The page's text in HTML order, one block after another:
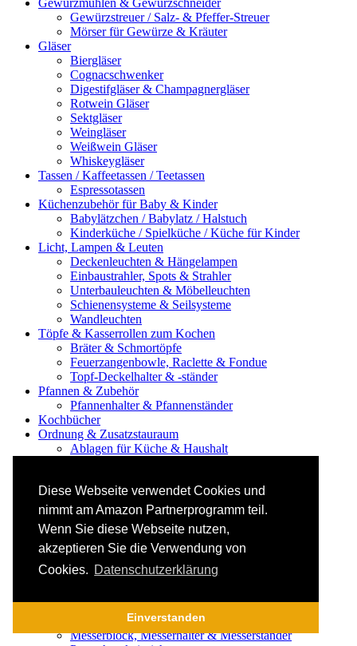
Diese Webseite verwendet Cookies und
nimmt am Amazon Partnerprogramm teil.
Wenn Sie diese Webseite nutzen,
akzeptieren Sie die Verwendung von
Cookies. Datenschutzerklärung
Einverstanden
Gewürzstreuer / Salz- & Pfeffer-Streuer
Mörser für Gewürze & Kräuter
Gläser
Biergläser
Cognacschwenker
Digestifgläser & Champagnergläser
Rotwein Gläser
Sektgläser
Weingläser
Weißwein Gläser
Whiskeygläser
Tassen / Kaffeetassen / Teetassen
Espressotassen
Küchenzubehör für Baby & Kinder
Babylätzchen / Babylatz / Halstuch
Kinderküche / Spielküche / Küche für Kinder
Licht, Lampen & Leuten
Deckenleuchten & Hängelampen
Einbaustrahler, Spots & Strahler
Unterbauleuchten & Möbelleuchten
Schienensysteme & Seilsysteme
Wandleuchten
Töpfe & Kasserrollen zum Kochen
Bräter & Schmortöpfe
Feuerzangenbowle, Raclette & Fondue
Topf-Deckelhalter & -ständer
Pfannen & Zubehör
Pfannenhalter & Pfannenständer
Kochbücher
Ordnung & Zusatzstauraum
Ablagen für Küche & Haushalt
Abtropfgestell
Besteck / Bestecksets
Besteck Camping
Besteck Set Kinder
Grill Besteck / Steak Besteck
Besteckkoffer
Boxen & Kästen
Küchenrollenhalter
Küchenwagen, Servierwagen, Küchentrolley
Messerblock, Messerhalter & Messerständer